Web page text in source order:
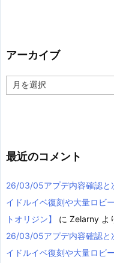
アーカイブ
ー
最近のコメント
26/03/05アプデ内容確認と
イドルイベ復刻や大量ロビ
トオリジン】
に Zelarny よ
26/03/05アプデ内容確認と
イドルイベ復刻や大量ロビ